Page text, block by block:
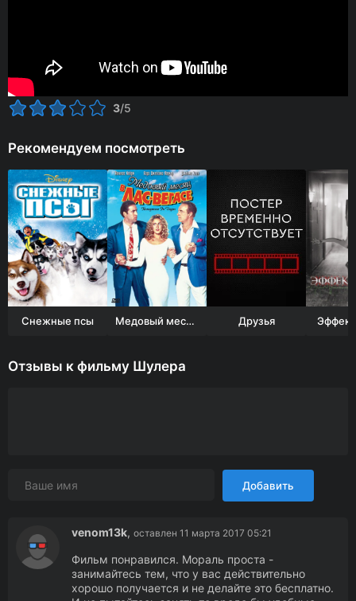
3/5
Рекомендуем посмотреть
Снежные псы Медовый месяц в Лас-Вегасе Друзья
Отзывы к фильму Шулера
Добавить
venom13k, оставлен 11 марта 2017 05:21
Фильм понравился. Мораль проста -
занимайтесь тем, что у вас действительно
хорошо получается и не делайте это бесплатно.